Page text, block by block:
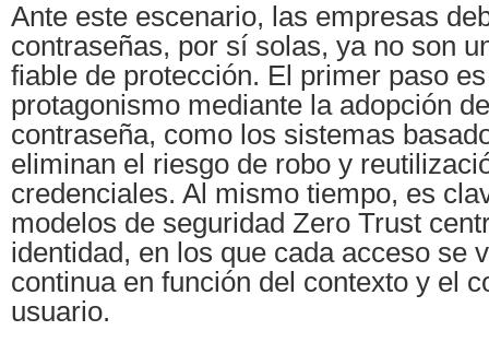
Ante este escenario, las empresas
contraseñas, por sí solas, ya no son
fiable de protección. El primer paso
protagonismo mediante la adopción
contraseña, como los sistemas
eliminan el riesgo de robo y
credenciales. Al mismo tiempo, es
modelos de seguridad Zero Trust
identidad, en los que cada acceso se
continua en función del contexto y el
usuario.